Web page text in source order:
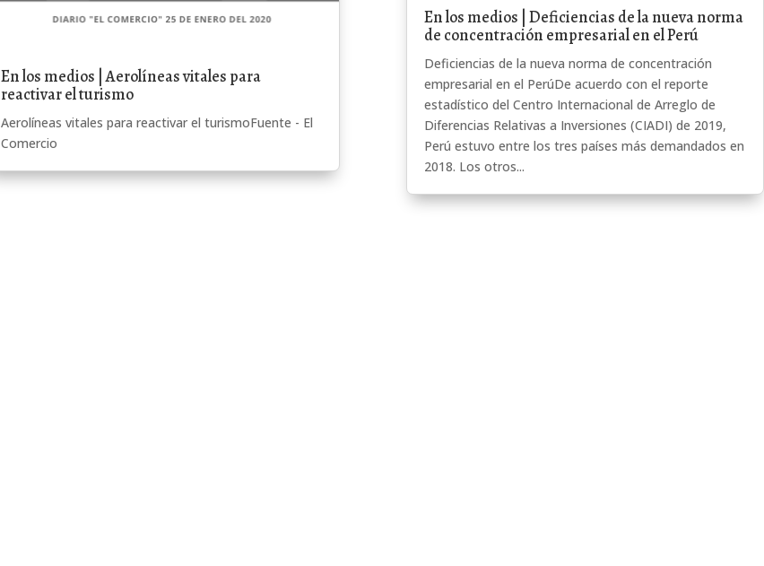
En los medios | Aerolíneas vitales para
reactivar el turismo
Aerolíneas vitales para reactivar el turismoFuente - El
Comercio
En los medios | Deficiencias de la nueva norma
de concentración empresarial en el Perú
Deficiencias de la nueva norma de concentración
empresarial en el PerúDe acuerdo con el reporte
estadístico del Centro Internacional de Arreglo de
Diferencias Relativas a Inversiones (CIADI) de 2019,
Perú estuvo entre los tres países más demandados en
2018. Los otros...